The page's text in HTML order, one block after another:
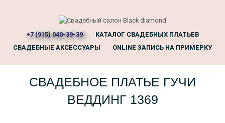
+7 (915) 040-39-39
КАТАЛОГ СВАДЕБНЫХ ПЛАТЬЕВ
СВАДЕБНЫЕ АКСЕССУАРЫ
ONLINE ЗАПИСЬ НА ПРИМЕРКУ
СВАДЕБНОЕ ПЛАТЬЕ ГУЧИ
ВЕДДИНГ 1369